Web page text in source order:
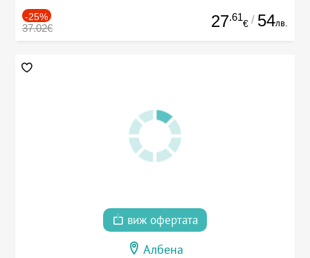
-25%
37.02€ 27.61
€ / 54лв.
виж офертата
Албена